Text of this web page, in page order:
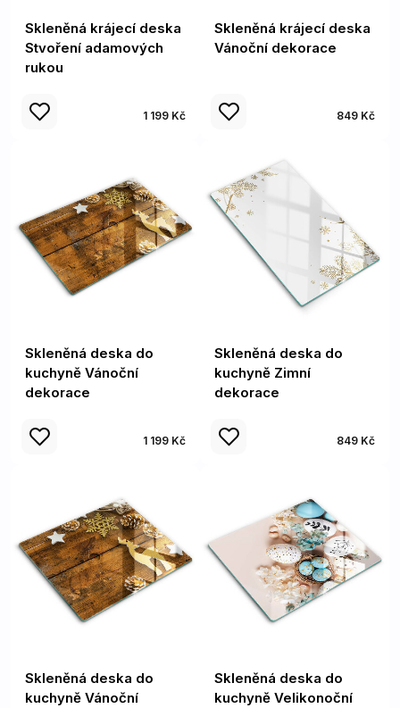
Skleněná krájecí deska
Stvoření adamových
rukou
1 199 Kč
Skleněná krájecí deska
Vánoční dekorace
849 Kč
Skleněná deska do
kuchyně Vánoční
dekorace
1 199 Kč
Skleněná deska do
kuchyně Zimní
dekorace
849 Kč
Skleněná deska do
kuchyně Vánoční
Skleněná deska do
kuchyně Velikonoční